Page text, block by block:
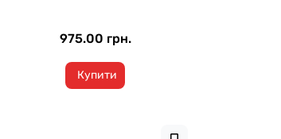
975.00 грн.
Купити